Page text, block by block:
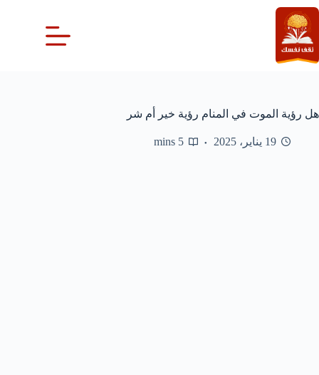
التجاوز
إلى
المحتوى
هل رؤية الموت في المنام رؤية خير أم شر
19 يناير، 2025 5 mins